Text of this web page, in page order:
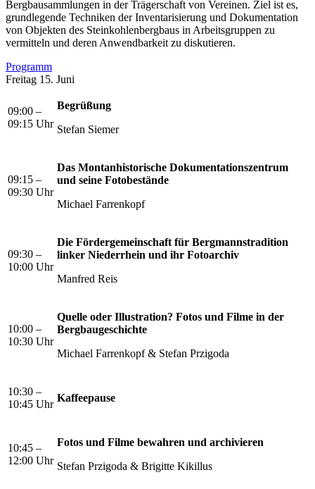
Bergbausammlungen in der Trägerschaft von Vereinen. Ziel ist es,
grundlegende Techniken der Inventarisierung und Dokumentation
von Objekten des Steinkohlenbergbaus in Arbeitsgruppen zu
vermitteln und deren Anwendbarkeit zu diskutieren.
Programm
Freitag 15. Juni
09:00 –
09:15 Uhr
Begrüßung
Stefan Siemer
09:15 –
09:30 Uhr
Das Montanhistorische Dokumentationszentrum
und seine Fotobestände
Michael Farrenkopf
09:30 –
10:00 Uhr
Die Fördergemeinschaft für Bergmannstradition
linker Niederrhein und ihr Fotoarchiv
Manfred Reis
10:00 –
10:30 Uhr
Quelle oder Illustration? Fotos und Filme in der
Bergbaugeschichte
Michael Farrenkopf & Stefan Przigoda
10:30 –
10:45 Uhr
Kaffeepause
10:45 –
12:00 Uhr
Fotos und Filme bewahren und archivieren
Stefan Przigoda & Brigitte Kikillus